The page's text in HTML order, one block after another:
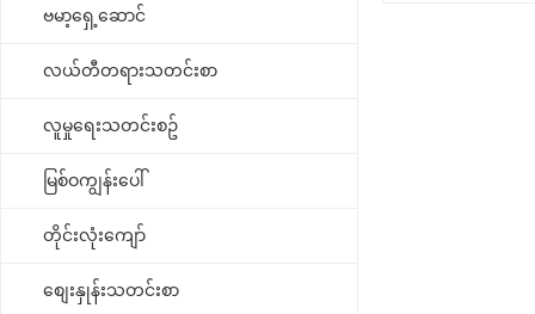
ဗမာ့ရှေ့ဆောင်
လယ်တီတရားသတင်းစာ
လူမှုရေးသတင်းစဥ်
မြစ်ဝကျွန်းပေါ်
တိုင်းလုံးကျော်
စျေးနှုန်းသတင်းစာ